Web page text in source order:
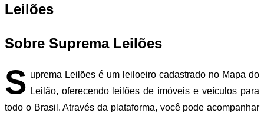
Leilões
Sobre Suprema Leilões
S uprema Leilões é um leiloeiro cadastrado no Mapa do
Leilão, oferecendo leilões de imóveis e veículos para
todo o Brasil. Através da plataforma, você pode acompanhar